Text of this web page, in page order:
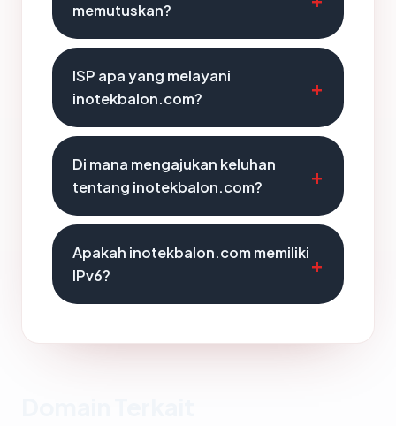
memutuskan?
ISP apa yang melayani
inotekbalon.com?
Di mana mengajukan keluhan
tentang inotekbalon.com?
Apakah inotekbalon.com memiliki
IPv6?